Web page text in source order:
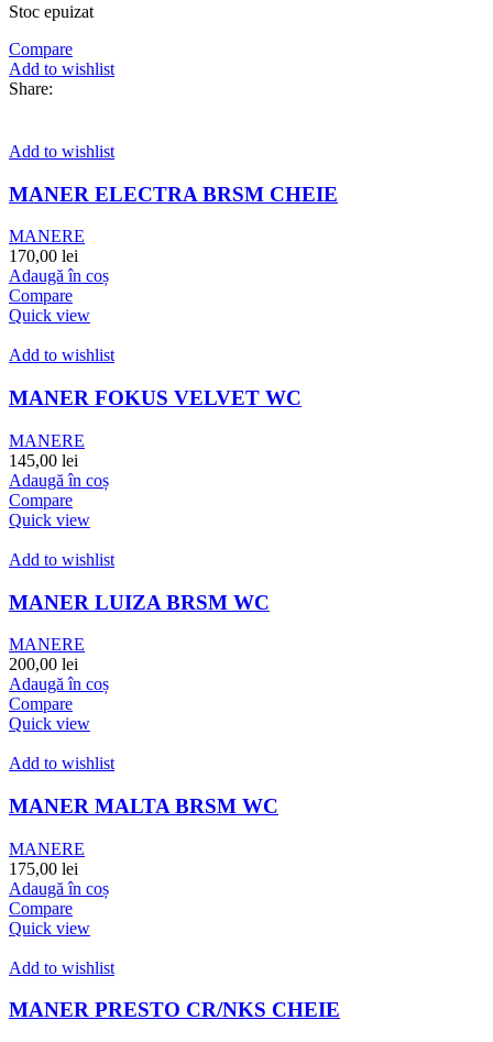
Stoc epuizat
Compare
Add to wishlist
Share:
Add to wishlist
MANER ELECTRA BRSM CHEIE
MANERE
170,00 lei
Adaugă în coș
Compare
Quick view
Add to wishlist
MANER FOKUS VELVET WC
MANERE
145,00 lei
Adaugă în coș
Compare
Quick view
Add to wishlist
MANER LUIZA BRSM WC
MANERE
200,00 lei
Adaugă în coș
Compare
Quick view
Add to wishlist
MANER MALTA BRSM WC
MANERE
175,00 lei
Adaugă în coș
Compare
Quick view
Add to wishlist
MANER PRESTO CR/NKS CHEIE